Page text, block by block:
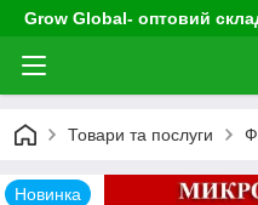
Grow Global- оптовий
Товари та послуги
Новинка